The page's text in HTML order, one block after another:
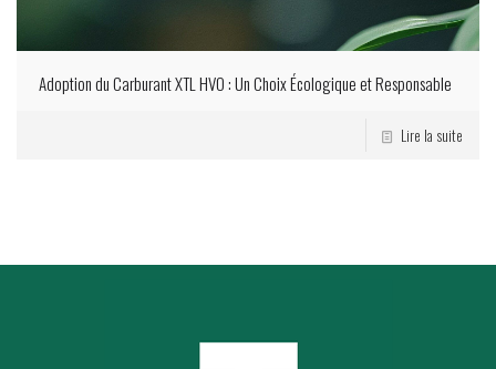
Adoption du Carburant XTL HVO : Un Choix Écologique et Responsable
Lire la suite